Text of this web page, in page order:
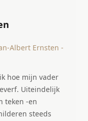
Albert Ernsten -
hoe mijn vader
Uiteindelijk
teken -en
steeds